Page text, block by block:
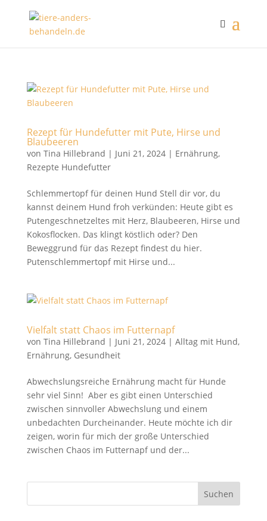
Rezept für Hundefutter mit Pute, Hirse und
Blaubeeren
von Tina Hillebrand | Juni 21, 2024| Ernährung,
Rezepte Hundefutter
Schlemmertopf für deinen Hund Stell dir vor, du
kannst deinem Hund froh verkünden: Heute gibt es
Putengeschnetzeltes mit Herz, Blaubeeren, Hirse und
Kokosflocken. Das klingt köstlich oder? Den
Beweggrund für das Rezept findest du hier.
Putenschlemmertopf mit Hirse und...
Vielfalt statt Chaos im Futternapf
von Tina Hillebrand | Juni 21, 2024| Alltag mit Hund,
Ernährung, Gesundheit
Abwechslungsreiche Ernährung macht für Hunde
sehr viel Sinn! Aber es gibt einen Unterschied
zwischen sinnvoller Abwechslung und einem
unbedachten Durcheinander. Heute möchte ich dir
zeigen, worin für mich der große Unterschied
zwischen Chaos im Futternapf und der...